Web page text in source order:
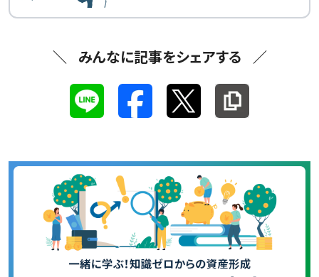
みんなに記事をシェアする